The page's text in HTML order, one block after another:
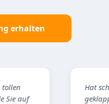
erhalten
Hat schnell und
geklappt, gerne wieder.